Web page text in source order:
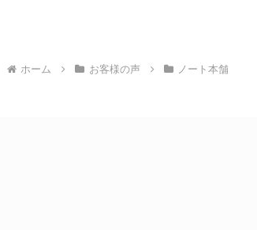
ホーム お客様の声 ノート本舗